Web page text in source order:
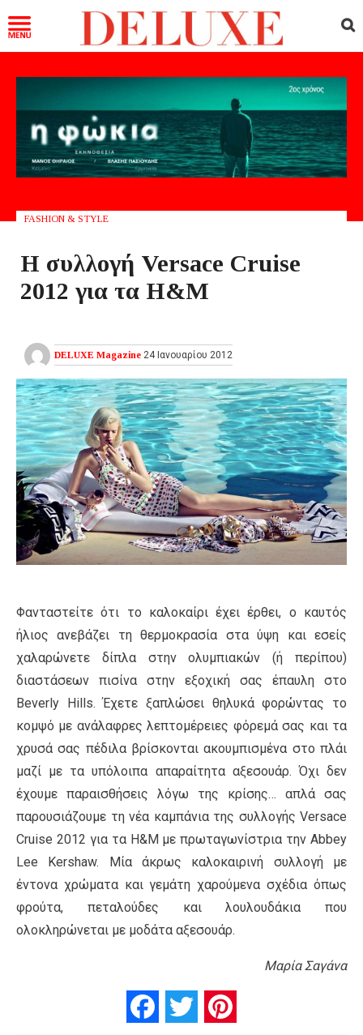
FASHION & STYLE
Η συλλογή Versace Cruise
2012 για τα H&M
DELUXE Magazine 24 Ιανουαρίου 2012
Φανταστείτε ότι το καλοκαίρι έχει έρθει, ο καυτός
ήλιος ανεβάζει τη θερμοκρασία στα ύψη και εσείς
χαλαρώνετε δίπλα στην ολυμπιακών (ή περίπου)
διαστάσεων πισίνα στην εξοχική σας έπαυλη στο
Beverly Hills. Έχετε ξαπλώσει θηλυκά φορώντας το
κομψό με ανάλαφρες λεπτομέρειες φόρεμά σας και τα
χρυσά σας πέδιλα βρίσκονται ακουμπισμένα στο πλάι
μαζί με τα υπόλοιπα απαραίτητα αξεσουάρ. Όχι δεν
έχουμε παραισθήσεις λόγω της κρίσης… απλά σας
παρουσιάζουμε τη νέα καμπάνια της συλλογής Versace
Cruise 2012 για τα H&Μ με πρωταγωνίστρια την Abbey
Lee Kershaw. Μία άκρως καλοκαιρινή συλλογή με
έντονα χρώματα και γεμάτη χαρούμενα σχέδια όπως
φρούτα, πεταλούδες και λουλουδάκια που
ολοκληρώνεται με μοδάτα αξεσουάρ.
Μαρία Σαγάνα
FacebookTwitter